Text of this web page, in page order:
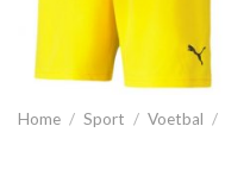
Home / Sport / Voetbal /